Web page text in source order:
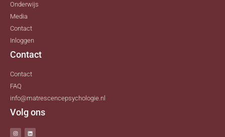
Onderwijs
Media
Contact
Inloggen
Contact
Contact
FAQ
info@matrescencepsychologie.nl
Volg ons